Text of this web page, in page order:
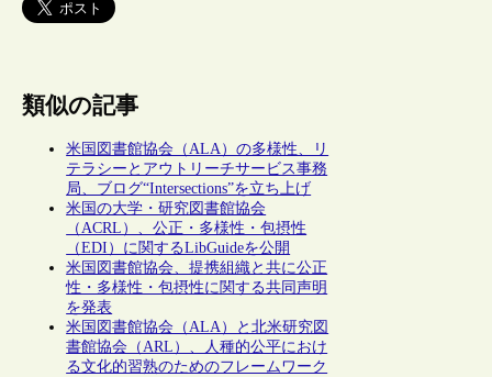
類似の記事
米国図書館協会（ALA）の多様性、リ
テラシーとアウトリーチサービス事務
局、ブログ“Intersections”を立ち上げ
米国の大学・研究図書館協会
（ACRL）、公正・多様性・包摂性
（EDI）に関するLibGuideを公開
米国図書館協会、提携組織と共に公正
性・多様性・包摂性に関する共同声明
を発表
米国図書館協会（ALA）と北米研究図
書館協会（ARL）、人種的公平におけ
る文化的習熟のためのフレームワーク